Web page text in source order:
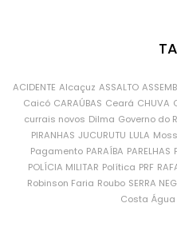
ACIDENTE Alcaçuz ASSALTO
Caicó CARAÚBAS Ceará CHUVA
currais novos Dilma Governo do
PIRANHAS JUCURUTU LULA
Pagamento PARAÍBA PARELHAS
POLÍCIA MILITAR Política PRF
Robinson Faria Roubo SERRA
Costa Água